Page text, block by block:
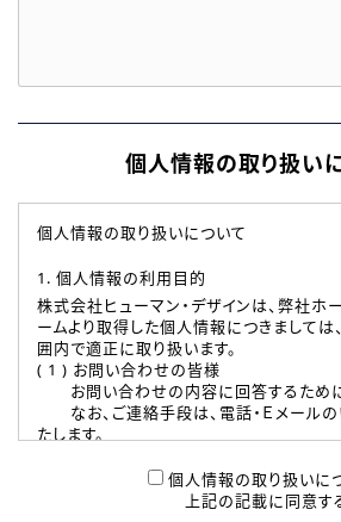
個人情報の取り扱い
個人情報の取り扱いについて
1. 個人情報の利用目的
株式会社ヒューマン・デザインは、弊社ホ
ームより取得した個人情報につきまして
囲内で適正に取り扱います。
( 1 ) お問い合わせの皆様
お問い合わせの内容に回答するために
なお、ご連絡手段は、電話・Ｅメール
たします。
本登録に関するご連絡および本登録時
個人情報の取り扱いにつ
上記の記載に同意す